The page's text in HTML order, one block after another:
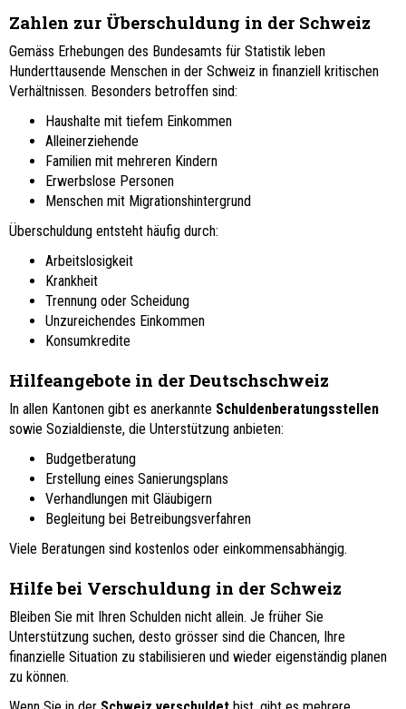
Zahlen zur Überschuldung in der Schweiz
Gemäss Erhebungen des Bundesamts für Statistik leben
Hunderttausende Menschen in der Schweiz in finanziell kritischen
Verhältnissen. Besonders betroffen sind:
Haushalte mit tiefem Einkommen
Alleinerziehende
Familien mit mehreren Kindern
Erwerbslose Personen
Menschen mit Migrationshintergrund
Überschuldung entsteht häufig durch:
Arbeitslosigkeit
Krankheit
Trennung oder Scheidung
Unzureichendes Einkommen
Konsumkredite
Hilfeangebote in der Deutschschweiz
In allen Kantonen gibt es anerkannte Schuldenberatungsstellen
sowie Sozialdienste, die Unterstützung anbieten:
Budgetberatung
Erstellung eines Sanierungsplans
Verhandlungen mit Gläubigern
Begleitung bei Betreibungsverfahren
Viele Beratungen sind kostenlos oder einkommensabhängig.
Hilfe bei Verschuldung in der Schweiz
Bleiben Sie mit Ihren Schulden nicht allein. Je früher Sie
Unterstützung suchen, desto grösser sind die Chancen, Ihre
finanzielle Situation zu stabilisieren und wieder eigenständig planen
zu können.